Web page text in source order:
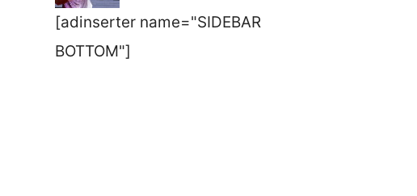
[adinserter name="SIDEBAR
BOTTOM"]